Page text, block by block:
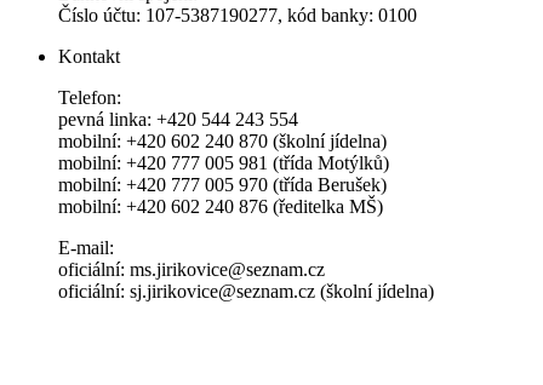
Číslo účtu: 107-5387190277, kód banky: 0100
Kontakt
Telefon:
pevná linka: +420 544 243 554
mobilní: +420 602 240 870 (školní jídelna)
mobilní: +420 777 005 981 (třída Motýlků)
mobilní: +420 777 005 970 (třída Berušek)
mobilní: +420 602 240 876 (ředitelka MŠ)
E-mail:
oficiální: ms.jirikovice@seznam.cz
oficiální: sj.jirikovice@seznam.cz (školní jídelna)